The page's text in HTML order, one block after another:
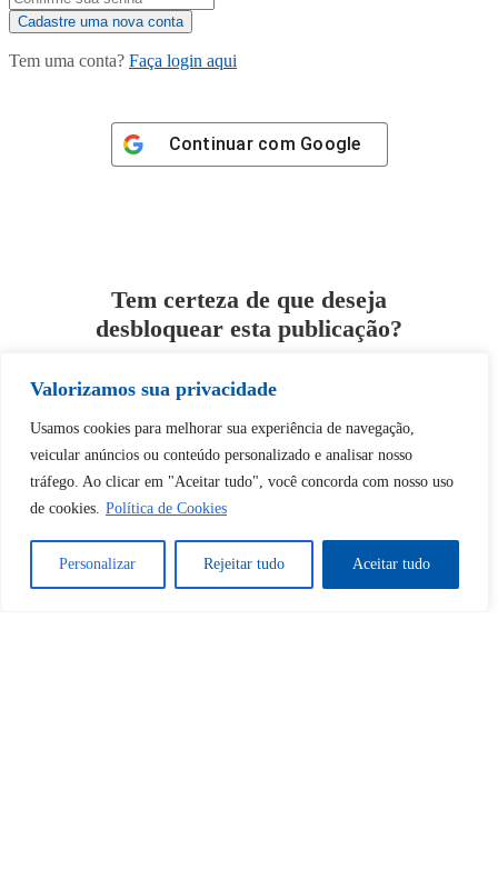
Valorizamos sua privacidade
Usamos cookies para melhorar sua experiência de navegação,
veicular anúncios ou conteúdo personalizado e analisar nosso
tráfego. Ao clicar em "Aceitar tudo", você concorda com nosso uso
de cookies. Política de Cookies
Personalizar Rejeitar tudo Aceitar tudo
Tem uma conta? Faça login aqui
Continuar com Google
Tem certeza de que deseja
desbloquear esta publicação?
Desbloquear esquerda : 0
Sim Não